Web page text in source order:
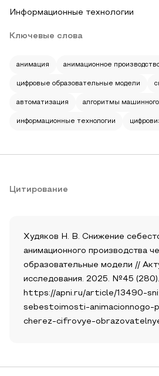
Информационные технологии
Ключевые слова
анимация анимационное
цифровые образовательные модели
автоматизация алгоритмы
информационные технологии
Цитирование
Худяков Н. В. Снижение
анимационного производства
образовательные модели //
исследования. 2025. №45
https://apni.ru/article/13490-
sebestoimosti-animacionnogo-
cherez-cifrovye-